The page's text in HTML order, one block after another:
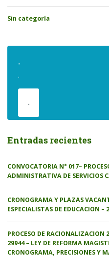
Sin categoría
.
.
.
Entradas recientes
CONVOCATORIA N° 017–
ADMINISTRATIVA DE SERVICIOS
CRONOGRAMA Y PLAZAS
ESPECIALISTAS DE EDUCACION –
PROCESO DE RACIONALIZACION
29944 – LEY DE REFORMA
CRONOGRAMA, PRECISIONES Y